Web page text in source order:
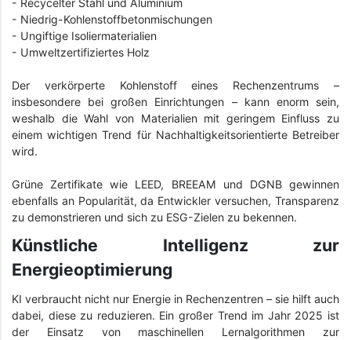
- Niedrig-Kohlenstoffbetonmischungen
- Ungiftige Isoliermaterialien
- Umweltzertifiziertes Holz
Der verkörperte Kohlenstoff eines Rechenzentrums –
insbesondere bei großen Einrichtungen – kann enorm sein,
weshalb die Wahl von Materialien mit geringem Einfluss zu
einem wichtigen Trend für Nachhaltigkeitsorientierte Betreiber
wird.
Grüne Zertifikate wie LEED, BREEAM und DGNB gewinnen
ebenfalls an Popularität, da Entwickler versuchen, Transparenz
zu demonstrieren und sich zu ESG-Zielen zu bekennen.
Künstliche Intelligenz zur
Energieoptimierung
KI verbraucht nicht nur Energie in Rechenzentren – sie hilft auch
dabei, diese zu reduzieren. Ein großer Trend im Jahr 2025 ist
der Einsatz von maschinellen Lernalgorithmen zur